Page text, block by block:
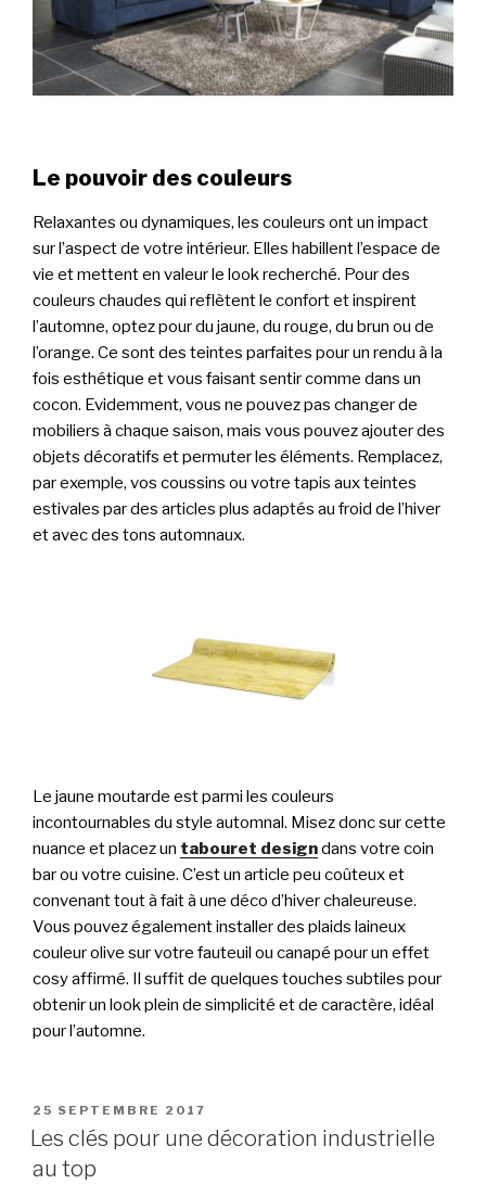
Le pouvoir des couleurs
Relaxantes ou dynamiques, les couleurs ont un impact
sur l’aspect de votre intérieur. Elles habillent l’espace de
vie et mettent en valeur le look recherché. Pour des
couleurs chaudes qui reflètent le confort et inspirent
l’automne, optez pour du jaune, du rouge, du brun ou de
l’orange. Ce sont des teintes parfaites pour un rendu à la
fois esthétique et vous faisant sentir comme dans un
cocon. Evidemment, vous ne pouvez pas changer de
mobiliers à chaque saison, mais vous pouvez ajouter des
objets décoratifs et permuter les éléments. Remplacez,
par exemple, vos coussins ou votre tapis aux teintes
estivales par des articles plus adaptés au froid de l’hiver
et avec des tons automnaux.
Le jaune moutarde est parmi les couleurs
incontournables du style automnal. Misez donc sur cette
nuance et placez un tabouret designdans votre coin
bar ou votre cuisine. C’est un article peu coûteux et
convenant tout à fait à une déco d’hiver chaleureuse.
Vous pouvez également installer des plaids laineux
couleur olive sur votre fauteuil ou canapé pour un effet
cosy affirmé. Il suffit de quelques touches subtiles pour
obtenir un look plein de simplicité et de caractère, idéal
pour l’automne.
PUBLIÉ
LE
25 SEPTEMBRE 2017
Les clés pour une décoration industrielle
au top